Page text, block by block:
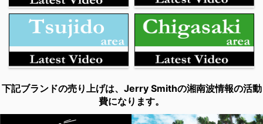
下記ブランドの売り上げは、Jerry Smithの湘南波情報の活動
費になります。